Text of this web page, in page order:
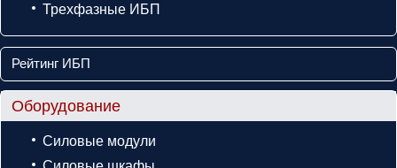
Трехфазные ИБП
Рейтинг ИБП
Оборудование
Силовые модули